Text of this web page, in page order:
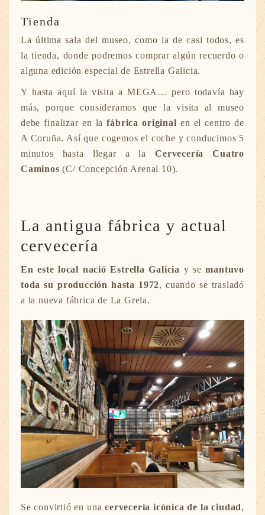
Tienda
La última sala del museo, como la de casi todos, es
la tienda, donde podremos comprar algún recuerdo o
alguna edición especial de Estrella Galicia.
Y hasta aquí la visita a MEGA… pero todavía hay
más, porque consideramos que la visita al museo
debe finalizar en lafábrica original en el centro de
A Coruña. Así que cogemos el coche y conducimos 5
minutos hasta llegar a laCervecería Cuatro
Caminos (C/ Concepción Arenal 10).
La antigua fábrica y actual
cervecería
En este local nació Estrella Galicia y semantuvo
toda su producción hasta 1972, cuando se trasladó
a la nueva fábrica de La Grela.
Se convirtió en unacervecería icónica de la ciudad,